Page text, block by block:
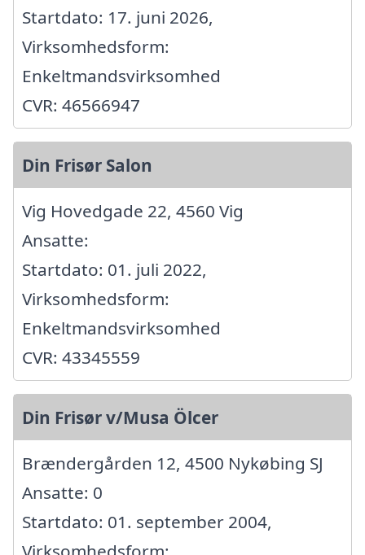
Startdato: 17. juni 2026,
Virksomhedsform:
Enkeltmandsvirksomhed
CVR: 46566947
Din Frisør Salon
Vig Hovedgade 22, 4560 Vig
Ansatte:
Startdato: 01. juli 2022,
Virksomhedsform:
Enkeltmandsvirksomhed
CVR: 43345559
Din Frisør v/Musa Ölcer
Brændergården 12, 4500 Nykøbing SJ
Ansatte: 0
Startdato: 01. september 2004,